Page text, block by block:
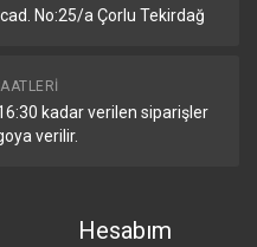
No:25/a Çorlu Tekirdağ
kadar verilen siparişler
verilir.
Hesabım